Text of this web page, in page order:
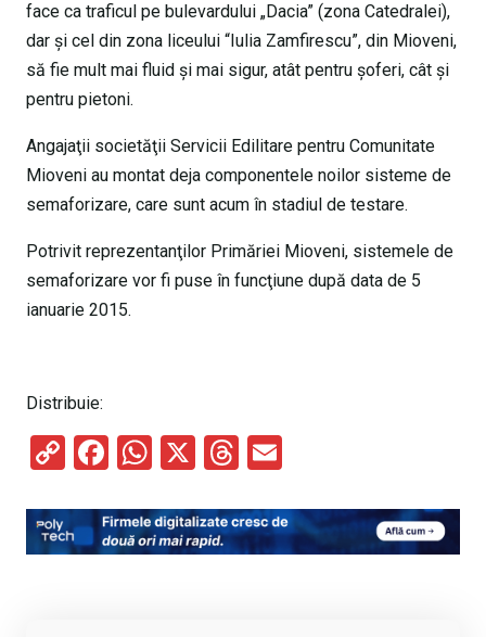
face ca traficul pe bulevardului „Dacia” (zona Catedralei),
dar şi cel din zona liceului “Iulia Zamfirescu”, din Mioveni,
să fie mult mai fluid şi mai sigur, atât pentru șoferi, cât şi
pentru pietoni.
Angajaţii societăţii Servicii Edilitare pentru Comunitate
Mioveni au montat deja componentele noilor sisteme de
semaforizare, care sunt acum în stadiul de testare.
Potrivit reprezentanţilor Primăriei Mioveni, sistemele de
semaforizare vor fi puse în funcţiune după data de 5
ianuarie 2015.
Distribuie:
C
py
Li
F
ce
b
W
at
s
X
T
e
a
ail